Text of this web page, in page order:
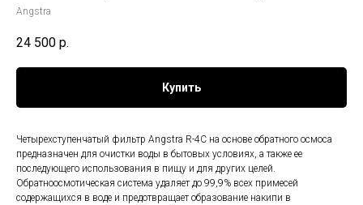
Angstra
24 500 р.
Купить
Четырехступенчатый фильтр Angstra R-4C на основе обратного осмоса
предназначен для очистки воды в бытовых условиях, а также ее
последующего использования в пищу и для других целей.
Обратноосмотическая система удаляет до 99,9% всех примесей
содержащихся в воде и предотвращает образование накипи в